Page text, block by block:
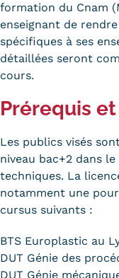
Infos
Taxe
Infos
Être
Liste
formation du Cnam
enseignant de
spécifiques à ses
détaillées seront
cours.
Prérequis
Les publics visés
niveau bac+2 dans
techniques. La
notamment une
cursus suivants :
BTS Europlastic au
DUT Génie des
DUT Génie